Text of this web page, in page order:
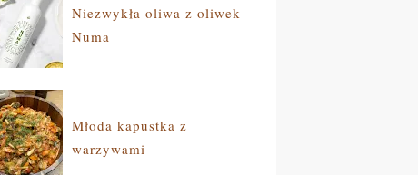
Niezwykła oliwa z oliwek
Numa
Młoda kapustka z
warzywami